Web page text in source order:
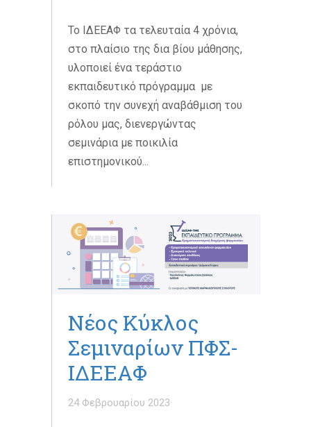
Το ΙΔΕΕΑΦ τα τελευταία 4 χρόνια,
στο πλαίσιο της δια βίου μάθησης,
υλοποιεί ένα τεράστιο
εκπαιδευτικό πρόγραμμα με
σκοπό την συνεχή αναβάθμιση του
ρόλου μας, διενεργώντας
σεμινάρια με ποικιλία
επιστημονικού...
Νέος Κύκλος
Σεμιναρίων ΠΦΣ-
ΙΔΕΕΑΦ
24 Φεβρουαρίου 2023